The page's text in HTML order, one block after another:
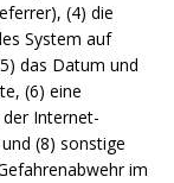
(4) die
System auf
das Datum und
(6) eine
Internet-
(8) sonstige
im